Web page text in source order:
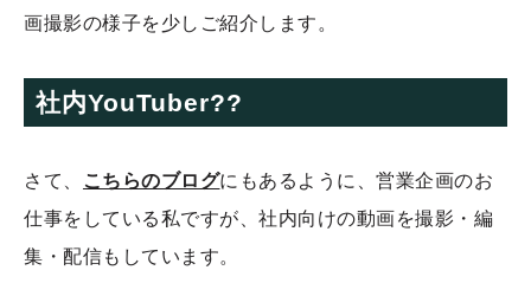
画撮影の様子を少しご紹介します。
社内YouTuber??
さて、 こちらのブログにもあるように、営業企画のお
仕事をしている私ですが、社内向けの動画を撮影・編
集・配信もしています。